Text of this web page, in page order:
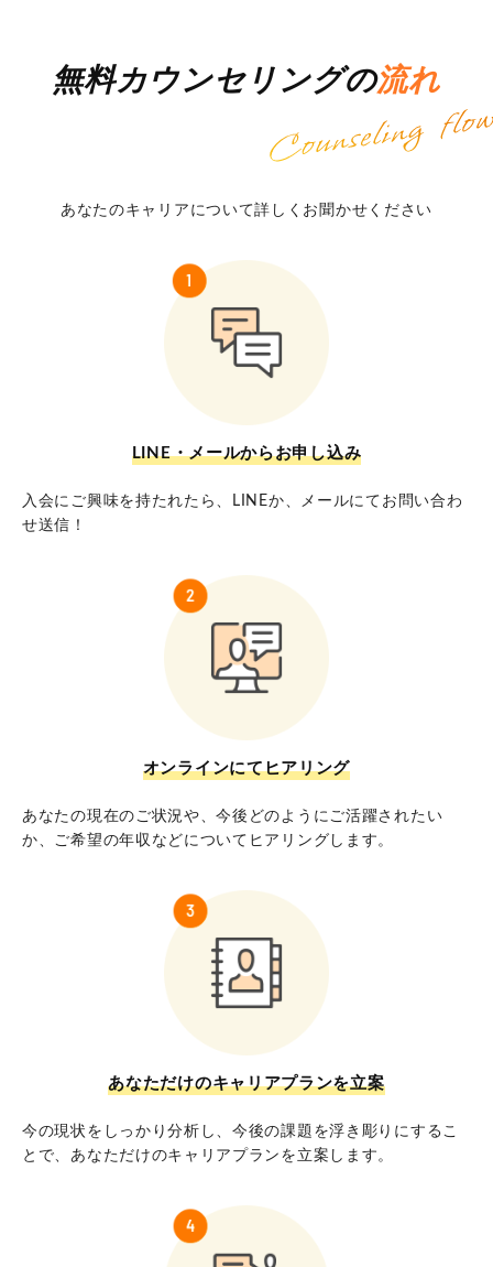
無料カウンセリングの流れ
あなたのキャリアについて詳しくお聞かせください
LINE・メールからお申し込み
入会にご興味を持たれたら、LINEか、メールにてお問い合わ
せ送信！
オンラインにてヒアリング
あなたの現在のご状況や、今後どのようにご活躍されたい
か、ご希望の年収などについてヒアリングします。
あなただけのキャリアプランを立案
今の現状をしっかり分析し、今後の課題を浮き彫りにするこ
とで、あなただけのキャリアプランを立案します。